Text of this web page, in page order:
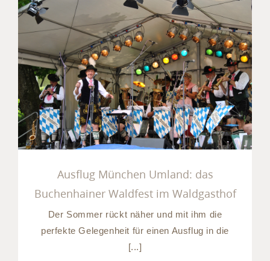
Ausflug München Umland:
das Buchenhainer Waldfest
im Waldgasthof
Ausflug München Umland: das
Buchenhainer Waldfest im Waldgasthof
Der Sommer rückt näher und mit ihm die
perfekte Gelegenheit für einen Ausflug in die
[...]